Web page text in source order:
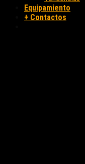
Equipamiento
+ Contactos